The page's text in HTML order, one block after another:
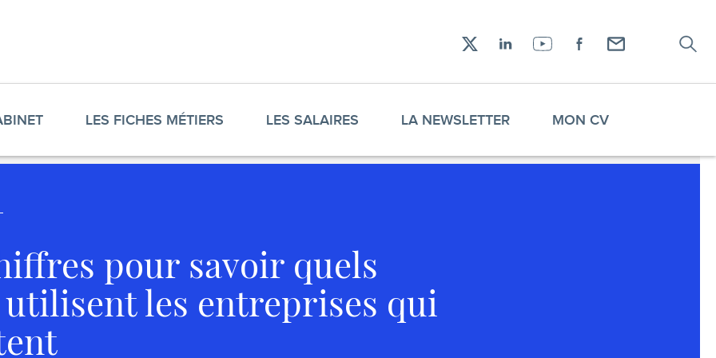
Réseaux
LES FICHES MÉTIERS LES SALAIRES LA NEWSLETTER MON CV
pour savoir quels
les entreprises qui